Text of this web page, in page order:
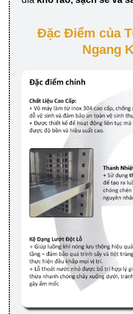
Đặc Điểm của
Ngang